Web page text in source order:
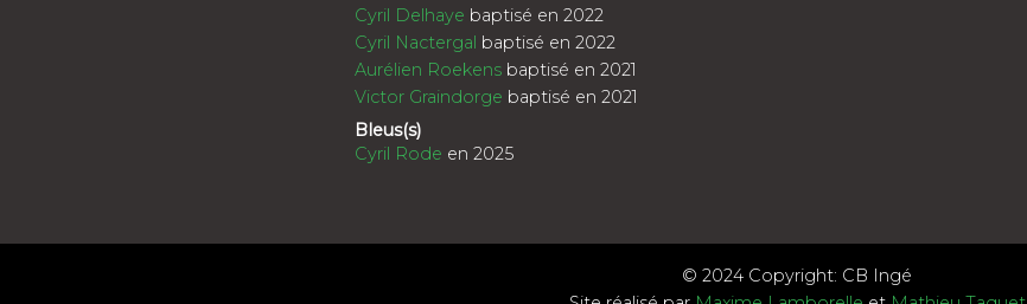
Cyril Delhaye baptisé en 2022
Cyril Nactergal baptisé en 2022
Aurélien Roekensbaptisé en 2021
Victor Graindorge baptisé en 2021
Bleus(s)
Cyril Rode en 2025
© 2024 Copyright: CB Ingé